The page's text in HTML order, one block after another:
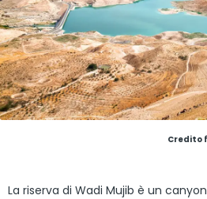
Credito
La riserva di Wadi Mujib è un